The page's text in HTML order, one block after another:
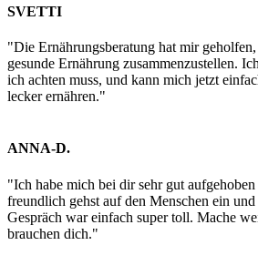
SVETTI
"Die Ernährungsberatung hat mir
gesunde Ernährung zusammenzustellen.
ich achten muss, und kann mich jetzt
lecker ernähren."
ANNA-D.
"Ich habe mich bei dir sehr gut
freundlich gehst auf den Menschen ein
Gespräch war einfach super toll. Mache
brauchen dich."